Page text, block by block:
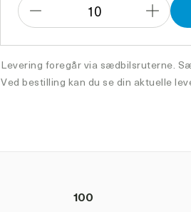
10
Forøg
Levering foregår via sædbilsruterne.
Ved bestilling kan du se din aktuelle
100